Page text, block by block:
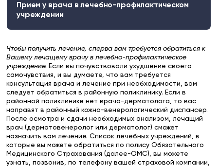
Прием у врача в лечебно-профилактическом
учреждении
Чтобы получить лечение, сперва вам требуется обратиться к
Вашему лечащему врачу в лечебно-профилактическое
учреждение. Если вы почувствовали ухудшение своего
самочувствия, и вы думаете, что вам требуется
консультация врача и лечение при необходимости, вам
следует обратиться в районную поликлинику. Если в
районной поликлинике нет врача-дерматолога, то вас
направят в районный кожно-венерологический диспансер.
После осмотра и сдачи необходимых анализом, лечащий
врач (дерматовенеролог или дерматолог) сможет
назначить вам лечение. Список лечебных учреждений, в
которые вы можете обратиться по полису Обязательного
Медицинского Страхования (далее-ОМС), вы можете
узнать, позвонив, по телефону вашей страховой компании,